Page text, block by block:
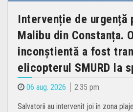
Intervenție de urgență
Malibu din Constanța.
inconștientă a fost
elicopterul SMURD la
06 aug. 2026 2.35 pm
Salvatorii au intervenit joi în zona